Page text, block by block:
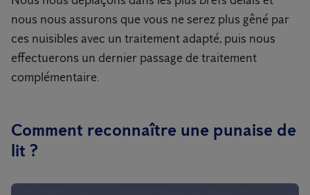
nous nous assurons que vous ne serez plus gêné par
ces nuisibles avec un traitement adapté, puis nous
effectuerons un dernier passage de traitement
complémentaire.
Comment reconnaître une punaise de
lit ?